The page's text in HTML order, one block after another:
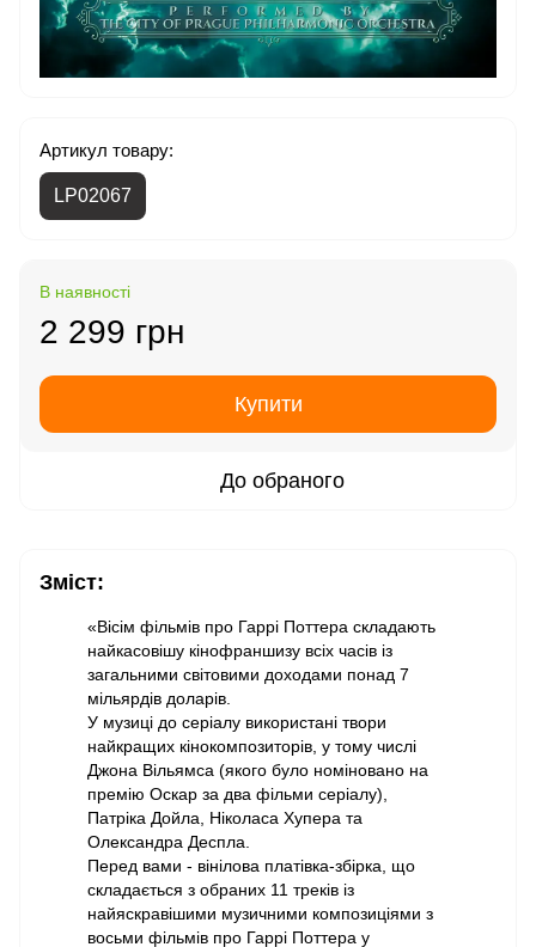
Артикул товару:
LP02067
В наявності
2 299 грн
Купити
До обраного
Зміст:
«Вісім фільмів про Гаррі Поттера складають
найкасовішу кінофраншизу всіх часів із
загальними світовими доходами понад 7
мільярдів доларів.
У музиці до серіалу використані твори
найкращих кінокомпозиторів, у тому числі
Джона Вільямса (якого було номіновано на
премію Оскар за два фільми серіалу),
Патріка Дойла, Ніколаса Хупера та
Олександра Деспла.
Перед вами - вінілова платівка-збірка, що
складається з обраних 11 треків із
найяскравішими музичними композиціями з
восьми фільмів про Гаррі Поттера у